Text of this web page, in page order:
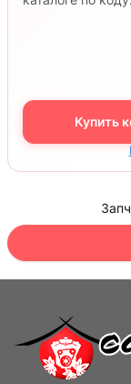
Купить